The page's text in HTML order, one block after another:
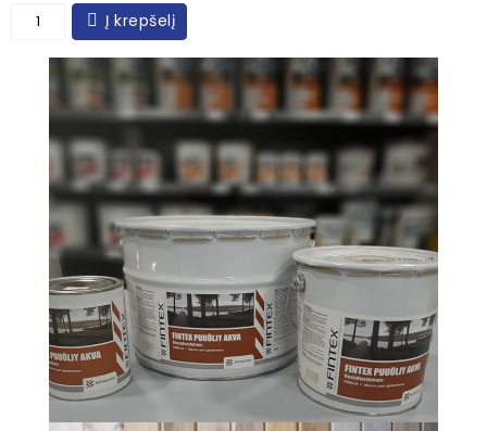
Į krepšelį